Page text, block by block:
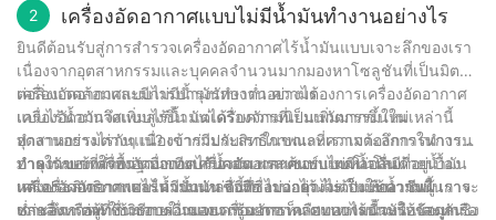
บริษัทของเราได้ฝึกฝนความเชี่ยวชาญของเราในด้านนี้ และสามารถ
นำเสนอข้อมูลเชิงลึกและโซลูชั่นอันมีค่าสำหรับธุรกิจที่ต้องการเพิ่ม
ประสิทธิภาพระบบคอมเพรสเซอร์ของตน ด้วยการรับทราบข้อมูลเกี่ยว
กับความก้าวหน้าล่าสุดและแนวปฏิบัติที่ดีที่สุด เรามุ่งมั่นที่จะให้บริการ
และการสนับสนุนที่ยอดเยี่ยมแก่ลูกค้าของเรา ไม่ว่าจะเป็นการติดตั้ง
การบำรุงรักษา หรือการแก้ไขปัญหา ทีมงานที่มีความรู้ของเราทุ่มเท
เพื่อช่วยให้ธุรกิจบรรลุประสิทธิภาพสูงสุดด้วยคอมเพรสเซอร์สกรูแบบ
ฉีดน้ำมัน วางใจให้เราเป็นพันธมิตรของคุณในการเพิ่มศักยภาพของ
อุปกรณ์ที่จำเป็นนี้ให้สูงสุด
2 เครื่องอัดอากาศแบบไม่มีน้ำมันทำงานอย่างไร
ยินดีต้อนรับสู่การสำรวจเครื่องอัดอากาศไร้น้ำมันแบบเจาะลึกของเรา
เนื่องจากอุตสาหกรรมและบุคคลจำนวนมากมองหาโซลูชันที่เป็นมิตร
ต่อสิ่งแวดล้อมและมีการบำรุงรักษาต่ำ ความต้องการเครื่องอัดอากาศ
แบบไร้น้ำมันจึงเพิ่มสูงขึ้น แต่เครื่องจักรที่เป็นนวัตกรรมใหม่เหล่านี้
ทำงานอย่างไรกันแน่? เข้าร่วมกับเราในขณะที่เราเจาะลึกการทำงาน
ภายในของเครื่องอัดอากาศไร้น้ำมัน และค้นพบเทคโนโลยีที่อยู่เบื้อง
หลังประสิทธิภาพและความน่าเชื่อถือ ไม่ว่าคุณจะเป็นมืออาชีพผู้
ช่ำชองหรือผู้ที่ชื่นชอบความอยากรู้อยากเห็น บทความนี้จะให้ข้อมูลเชิง
เครื่องอัดอากาศแบบไม่มีน้ำมันทำงานอย่างไร
เครื่องอัดอากาศแบบไร้น้ำมันได้รับความนิยมเพิ่มมากขึ้นใน
อุตสาหกรรมต่างๆ เนื่องจากมีประสิทธิภาพและความต้องการในการ
บำรุงรักษาที่ต่ำกว่าเมื่อเทียบกับคอมเพรสเซอร์แบบหล่อลื่นด้วยน้ำมัน
แต่เครื่องอัดอากาศไร้น้ำมันเหล่านี้ทำงานอย่างไร ในบทความนี้ เราจะ
เจาะลึกการทำงานภายในของเครื่องอัดอากาศแบบไร้น้ำมัน และหารือ
ทำความเข้าใจพื้นฐานของเครื่องอัดอากาศแบบไม่มีน้ำมัน
เครื่องอัดอากาศแบบไม่มีน้ำมัน ดังที่ชื่อบอกไว้ ไม่ต้องใช้น้ำมันในการ
หล่อลื่น แต่จะใช้วิธีการอื่นแทน เช่น การเคลือบเทฟลอนหรือวัสดุกัน